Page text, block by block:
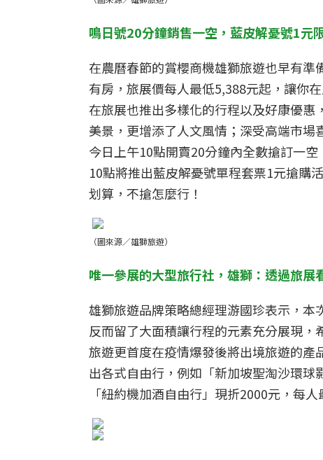
鳴日號20分鐘銷售一空，藍皮解憂號1元
在農曆春節的賞櫻商機雄獅旅遊也早有
有房，旅展價每人最低5,388元起，讓你
在旅展也推出多樣化的行程以及好康優
美景，更增添了人文風情；深受高端市
今日上午10點開賣20分鐘內全數搶訂一
10點將推出藍皮解憂號單程套票1元搶購
划算，不搶怎麼行！
（圖來源／雄獅旅遊）
唯一參展的大型旅行社，雄獅：透過旅展
雄獅旅遊品牌策略總經理游國珍表示，本
反而留了大面積讓行程的元素充分展現
旅遊更首度在疫情爆發後將出境旅遊的
出各式自由行，例如「新加坡聖淘沙環
「紐約機加酒自由行」現折2000元，每